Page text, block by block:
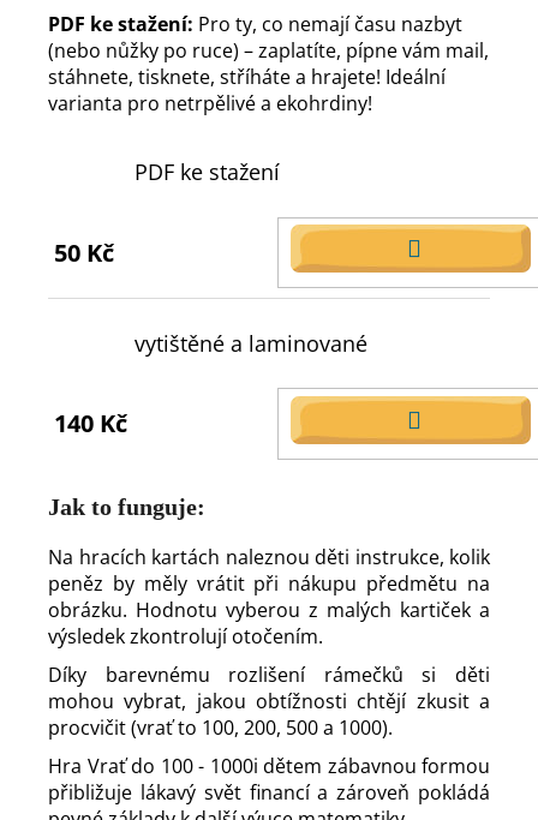
PDF ke stažení: Pro ty, co nemají času nazbyt
(nebo nůžky po ruce) – zaplatíte, pípne vám mail,
stáhnete, tisknete, stříháte a hrajete! Ideální
varianta pro netrpělivé a ekohrdiny!
PDF ke stažení
50 Kč
DO
KOŠÍKU
vytištěné a laminované
140 Kč
DO
KOŠÍKU
Jak to funguje:
Na hracích kartách naleznou děti instrukce, kolik
peněz by měly vrátit při nákupu předmětu na
obrázku. Hodnotu vyberou z malých kartiček a
výsledek zkontrolují otočením.
Díky barevnému rozlišení rámečků si děti
mohou vybrat, jakou obtížnosti chtějí zkusit a
procvičit (vrať to 100, 200, 500 a 1000).
Hra Vrať do 100 - 1000i dětem zábavnou formou
přibližuje lákavý svět financí a zároveň pokládá